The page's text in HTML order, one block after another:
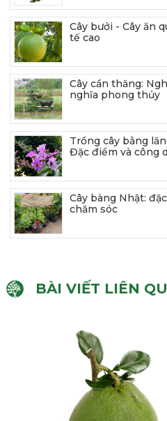
Cây bưởi - Cây ăn
tế cao
Cây cần thăng:
nghĩa phong thủy
Trồng cây bằng
Đặc điểm và công
Cây bàng Nhật:
chăm sóc
BÀI VIẾT LIÊN